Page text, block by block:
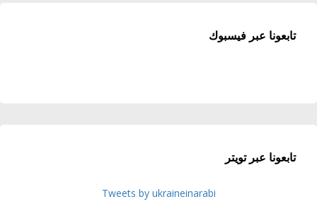
تابعونا عبر فيسبوك
تابعونا عبر تويتر
Tweets by ukraineinarabi